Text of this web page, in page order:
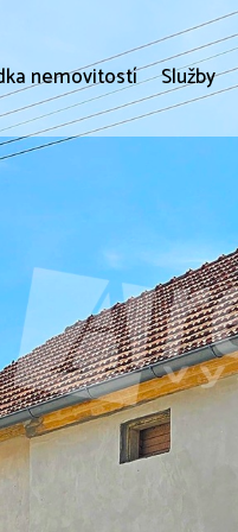
nemovitostí Služby